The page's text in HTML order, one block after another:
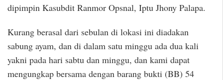
dipimpin Kasubdit Ranmor Opsnal, Iptu Jhony Palapa.
Kurang berasal dari sebulan di lokasi ini diadakan
sabung ayam, dan di dalam satu minggu ada dua kali
yakni pada hari sabtu dan minggu, dan kami dapat
mengungkap bersama dengan barang bukti (BB) 54